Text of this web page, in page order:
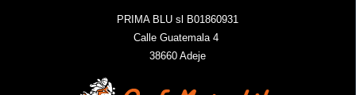
PRIMA BLU sl B01860931
Calle Guatemala 4
38660 Adeje